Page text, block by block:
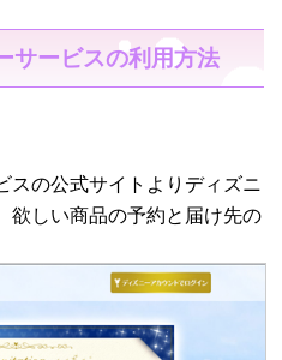
サービスの利用方法
スの公式サイトよりディズニ
欲しい商品の予約と届け先の